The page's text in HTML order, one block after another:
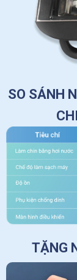
SO SÁNH
TẶNG